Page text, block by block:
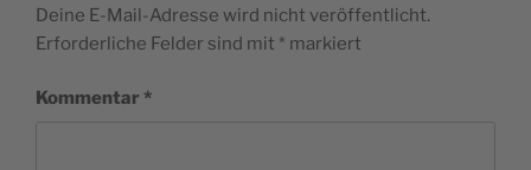
Deine E-Mail-Adresse wird nicht veröffentlicht.
Erforderliche Felder sind mit * markiert
Kommentar *